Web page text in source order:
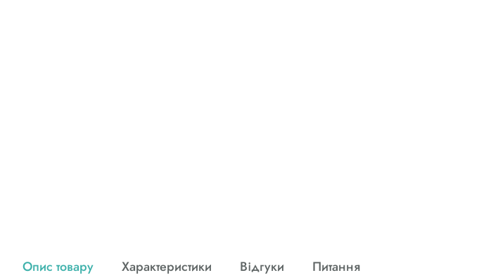
Опис товару Характеристики Відгуки Питання